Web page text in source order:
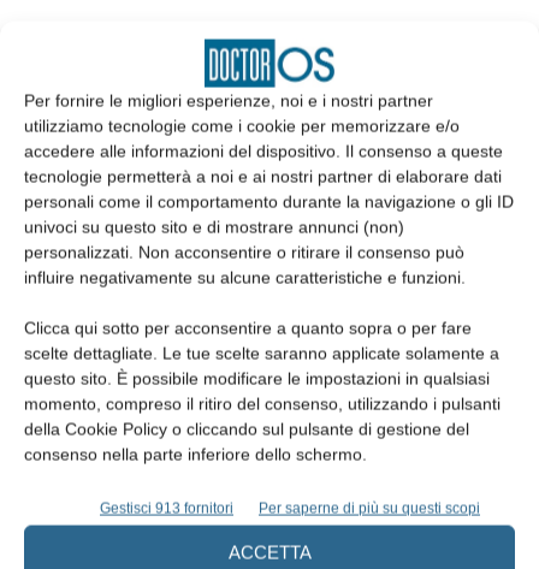
Per fornire le migliori esperienze, noi e i nostri partner
utilizziamo tecnologie come i cookie per memorizzare e/o
accedere alle informazioni del dispositivo. Il consenso a queste
tecnologie permetterà a noi e ai nostri partner di elaborare dati
personali come il comportamento durante la navigazione o gli ID
univoci su questo sito e di mostrare annunci (non)
personalizzati. Non acconsentire o ritirare il consenso può
influire negativamente su alcune caratteristiche e funzioni.
Clicca qui sotto per acconsentire a quanto sopra o per fare
scelte dettagliate. Le tue scelte saranno applicate solamente a
questo sito. È possibile modificare le impostazioni in qualsiasi
momento, compreso il ritiro del consenso, utilizzando i pulsanti
della Cookie Policy o cliccando sul pulsante di gestione del
consenso nella parte inferiore dello schermo.
Gestisci 913 fornitori Per saperne di più su questi scopi
ACCETTA
Edicola web
Abbonati
Iscriviti alla newsletter